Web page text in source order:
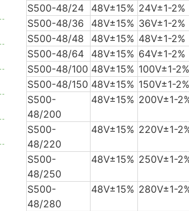
S500-48/24
48V±15% 24V±1-2%
S500-48/36
48V±15% 36V±1-2%
S500-48/48
48V±15% 48V±1-2%
S500-48/64
48V±15% 64V±1-2%
S500-48/100 48V±15% 100V±1-2%
S500-48/150 48V±15% 150V±1-2%
S500-
48/200
48V±15% 200V±1-
S500-
48/220
48V±15% 220V±1-
S500-
48/250
48V±15% 250V±1-
S500-
48/280
48V±15% 280V±1-